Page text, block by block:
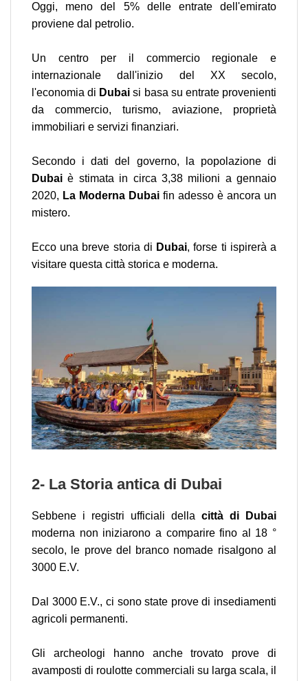
Oggi, meno del 5% delle entrate dell'emirato
proviene dal petrolio.
Un centro per il commercio regionale e
internazionale dall'inizio del XX secolo,
l'economia di Dubaisi basa su entrate provenienti
da commercio, turismo, aviazione, proprietà
immobiliari e servizi finanziari.
Secondo i dati del governo, la popolazione di
Dubai è stimata in circa 3,38 milioni a gennaio
2020, La Moderna Dubai fin adesso è ancora un
mistero.
Ecco una breve storia di Dubai, forse ti ispirerà a
visitare questa città storica e moderna.
2- La Storia antica di Dubai
Sebbene i registri ufficiali della città di Dubai
moderna non iniziarono a comparire fino al 18 °
secolo, le prove del branco nomade risalgono al
3000 E.V.
Dal 3000 E.V., ci sono state prove di insediamenti
agricoli permanenti.
Gli archeologi hanno anche trovato prove di
avamposti di roulotte commerciali su larga scala, il